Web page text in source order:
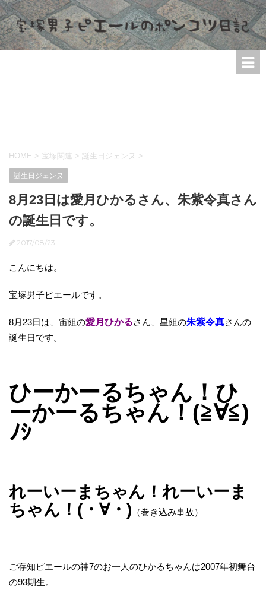
HOME > 宝塚関連 > 誕生日ジェンヌ >
誕生日ジェンヌ
8月23日は愛月ひかるさん、朱紫令真さん
の誕生日です。
2017/08/23
こんにちは。
宝塚男子ピエールです。
8月23日は、宙組の愛月ひかるさん、星組の朱紫令真さんの
誕生日です。
ひーかーるちゃん！ひ
ーかーるちゃん！(≧∀≦)
ﾉｼ
れーいーまちゃん！れーいーま
ちゃん！(・∀・) （巻き込み事故）
ご存知ピエールの神7のお一人のひかるちゃんは2007年初舞台
の93期生。